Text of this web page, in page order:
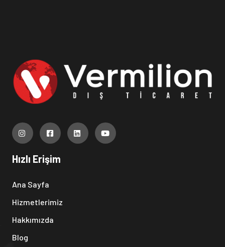
Hızlı Erişim
Ana Sayfa
Hizmetlerimiz
Hakkımızda
Blog